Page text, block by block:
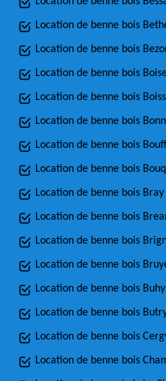
Location de benne bois
Location de benne bois
Location de benne bois
Location de benne bois
Location de benne bois
Location de benne bois
Location de benne bois
Location de benne bois
Location de benne bois
Location de benne bois
Location de benne bois
Location de benne bois
Location de benne bois
Location de benne bois
Location de benne bois